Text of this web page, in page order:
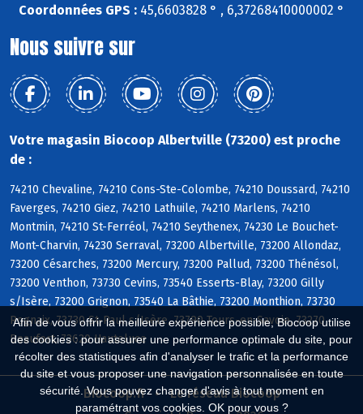
Afin de vous offrir la meilleure expérience possible, Biocoop utilise
des cookies : pour assurer une performance optimale du site, pour
récolter des statistiques afin d'analyser le trafic et la performance
du site et vous proposer une navigation personnalisée en toute
sécurité. Vous pouvez changer d'avis à tout moment en
paramétrant vos cookies. OK pour vous ?
Coordonnées GPS : 45,6603828 ° , 6,37268410000002 °
Nous suivre sur
Votre magasin Biocoop Albertville (73200) est proche
de :
74210 Chevaline, 74210 Cons-Ste-Colombe, 74210 Doussard, 74210
Faverges, 74210 Giez, 74210 Lathuile, 74210 Marlens, 74210
Montmin, 74210 St-Ferréol, 74210 Seythenex, 74230 Le Bouchet-
Mont-Charvin, 74230 Serraval, 73200 Albertville, 73200 Allondaz,
73200 Césarches, 73200 Mercury, 73200 Pallud, 73200 Thénésol,
73200 Venthon, 73730 Cevins, 73540 Esserts-Blay, 73200 Gilly
s/Isère, 73200 Grignon, 73540 La Bâthie, 73200 Monthion, 73730
Rognaix, 73730 St-Paul s/Isère, 73790 Tours-en-Savoie, 73270
Beaufort, 73620 Hauteluce
Biocoop.fr
Le réseau Biocoop